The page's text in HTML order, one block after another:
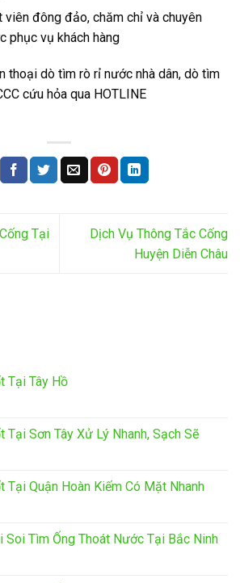
đông đảo, chăm chỉ và chuyên
phục vụ khách hàng
thoại dò tìm rò rỉ nước nhà dân, dò tìm
cứu hỏa qua HOTLINE
Tại
Dịch Vụ Thông Tắc Cống
Huyện Diễn Châu
Tại Tây Hồ
Tại Sơn Tây Xử Lý Nhanh, Sạch Sẽ
Tại Quận Hoàn Kiếm Có Mặt Nhanh
Soi Tìm Ống Thoát Nước Tại Bắc Ninh